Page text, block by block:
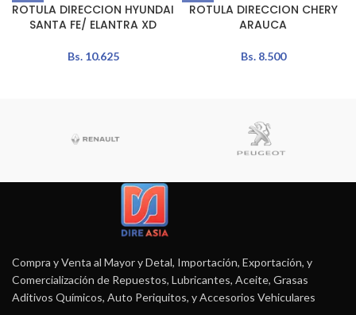
ROTULA DIRECCION HYUNDAI
SANTA FE/ ELANTRA XD
Bs.10.625
ROTULA DIRECCION CHERY
ARAUCA
Bs.8.500
Compra y Venta al Mayor y Detal, Importación, Exportación, y
Comercialización de Repuestos, Lubricantes, Aceite, Grasas
Aditivos Químicos, Auto Periquitos, y Accesorios Vehiculares